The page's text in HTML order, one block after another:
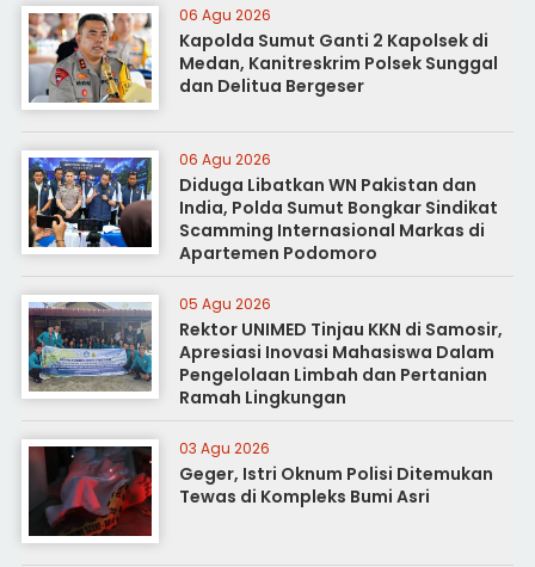
06 Agu 2026
Kapolda Sumut Ganti 2 Kapolsek di
Medan, Kanitreskrim Polsek Sunggal
dan Delitua Bergeser
06 Agu 2026
Diduga Libatkan WN Pakistan dan
India, Polda Sumut Bongkar Sindikat
Scamming Internasional Markas di
Apartemen Podomoro
05 Agu 2026
Rektor UNIMED Tinjau KKN di Samosir,
Apresiasi Inovasi Mahasiswa Dalam
Pengelolaan Limbah dan Pertanian
Ramah Lingkungan
03 Agu 2026
Geger, Istri Oknum Polisi Ditemukan
Tewas di Kompleks Bumi Asri